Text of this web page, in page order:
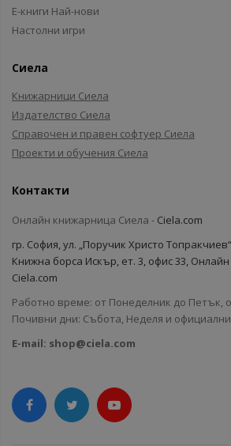
Е-книги Най-нови
Настолни игри
Сиела
Книжарници Сиела
Издателство Сиела
Справочен и правен софтуер Сиела
Проекти и обучения Сиела
Контакти
Онлайн книжарница Сиела - Ciela.com
гр. София, ул. „Поручик Христо
Книжна борса Искър, ет. 3, офис 33,
Ciela.com
Работно време: от Понеделник до Петък,
Почивни дни: Събота, Неделя и
E-mail: shop@ciela.com